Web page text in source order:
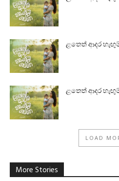
ළතෙත් ආදර හැඟුම්
ළතෙත් ආදර හැඟුම්
LOAD
More Stories